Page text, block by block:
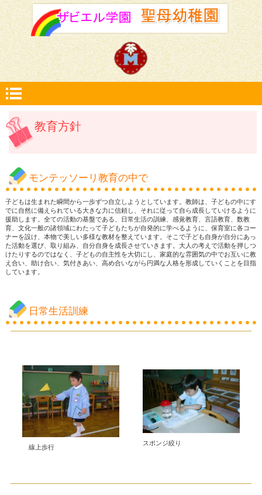
教育方針
モンテッソーリ教育の中で
子どもは生まれた瞬間から一歩ずつ自立しようとしています。教師は、子どもの中にす
でに自然に備えられている大きな力に信頼し、それに従って自ら成長していけるように
援助します。全ての活動の基盤である、日常生活の訓練、感覚教育、言語教育、数教
育、文化一般の諸領域にわたって子どもたちが自発的に学べるように、保育室に各コー
ナーを設け、本物で美しい多様な教材を整えています。そこで子ども自身が自分にあっ
た活動を選び、取り組み、自分自身を成長させていきます。大人の考えで活動を押しつ
けたりするのではなく、子どもの自主性を大切にし、家庭的な雰囲気の中でお互いに教
え合い、助け合い、気付きあい、高め合いながら円満な人格を形成していくことを目指
しています。
日常生活訓練
線上歩行
スポンジ絞り